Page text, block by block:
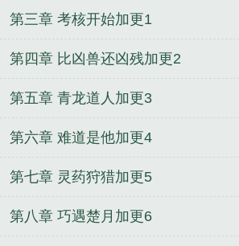
第三章 考核开始加更1
第四章 比凶兽还凶残加更2
第五章 青龙道人加更3
第六章 难道是他加更4
第七章 灵药狩猎加更5
第八章 巧遇楚月加更6